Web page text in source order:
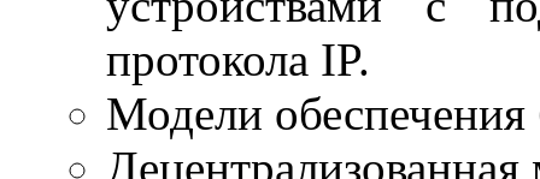
протокола IP.
Модели обеспечения
Децентрализованная